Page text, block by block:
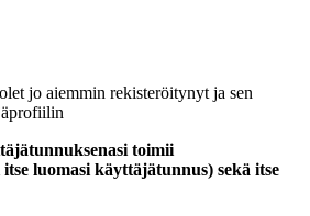
jo aiemmin rekisteröitynyt ja sen
toimii
luomasi käyttäjätunnus) sekä itse